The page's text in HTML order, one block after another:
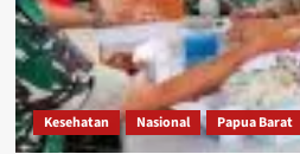
Kesehatan Nasional Papua Barat